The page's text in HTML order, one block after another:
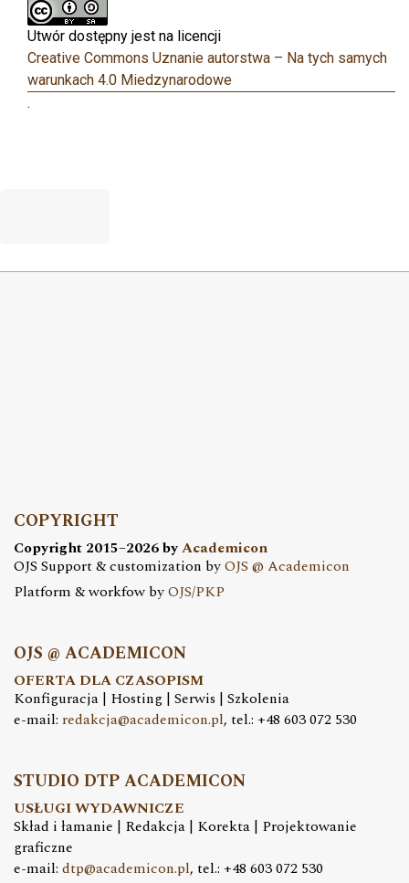
Utwór dostępny jest na licencji
Creative Commons Uznanie autorstwa – Na tych samych
warunkach 4.0 Miedzynarodowe
.
COPYRIGHT
Copyright 2015–2026 byAcademicon
OJS Support & customization byOJS @ Academicon
Platform & workfow byOJS/PKP
OJS @ ACADEMICON
OFERTA DLA CZASOPISM
Konfiguracja | Hosting | Serwis | Szkolenia
e-mail: redakcja@academicon.pl, tel.: +48 603 072 530
STUDIO DTP ACADEMICON
USŁUGI WYDAWNICZE
Skład i łamanie | Redakcja | Korekta | Projektowanie
graficzne
e-mail: dtp@academicon.pl, tel.: +48 603 072 530